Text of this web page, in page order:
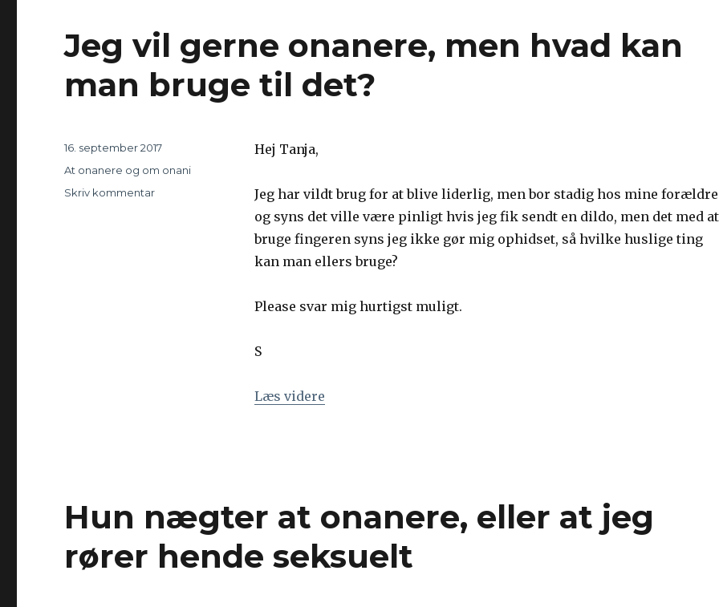
Jeg vil gerne onanere, men hvad kan
man bruge til det?
Hej Tanja,
Jeg har vildt brug for at blive liderlig, men bor stadig hos mine forældre
og syns det ville være pinligt hvis jeg fik sendt en dildo, men det med at
bruge fingeren syns jeg ikke gør mig ophidset, så hvilke huslige ting
kan man ellers bruge?
Please svar mig hurtigst muligt.
S
Læs videre
Udgivet
16. september 2017
Kategorier
At onanere og om onani
Skriv kommentar
Hun nægter at onanere, eller at jeg
rører hende seksuelt